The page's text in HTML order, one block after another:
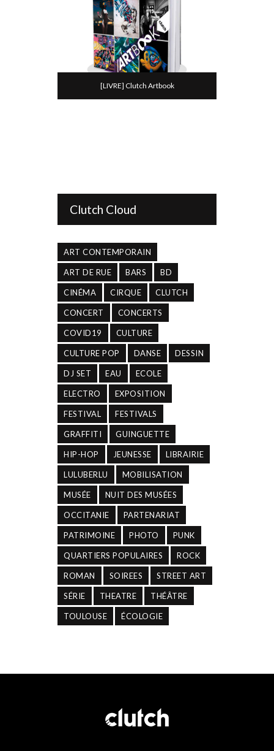
[LIVRE] Clutch Artbook
Clutch Cloud
ART CONTEMPORAIN
ART DE RUE BARS BD
CINÉMA CIRQUE CLUTCH
CONCERT CONCERTS
COVID19 CULTURE
CULTURE POP DANSE DESSIN
DJ SET EAU ECOLE
ELECTRO EXPOSITION
FESTIVAL FESTIVALS
GRAFFITI GUINGUETTE
HIP-HOP JEUNESSE LIBRAIRIE
LULUBERLU MOBILISATION
MUSÉE NUIT DES MUSÉES
OCCITANIE PARTENARIAT
PATRIMOINE PHOTO PUNK
QUARTIERS POPULAIRES ROCK
ROMAN SOIREES STREET ART
SÉRIE THEATRE THÉÂTRE
TOULOUSE ÉCOLOGIE